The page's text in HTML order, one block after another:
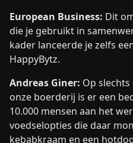
European Business: Dit
die je gebruikt in
kader lanceerde je zelfs
HappyBytz.
Andreas Giner: Op
onze boerderij is er een
10.000 mensen aan het
voedselopties die daar
kebabkraam en een